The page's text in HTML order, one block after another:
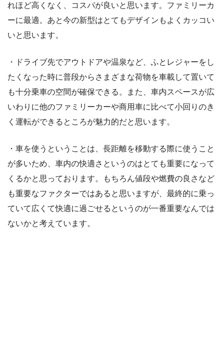
れほど高くなく、コスパが良いと思います。ファミリーカ
ーに最適。あと今の新型はとてもデザインもよくカッコい
いと思います。
・ドライブ先でアウトドアや温泉など、ふとレジャーをし
たくなった時に普段からさまざまな荷物を車載して置いて
も十分乗車の空間が確保できる。また、車内スペースが広
いわりに他のファミリーカーや商用車に比べて小回りのき
く運転ができるところが魅力的だと思います。
・車を使うということは、長距離を移動する際に使うこと
が多いため、車内の快適さというのはとても重要になって
くるかと思っております。もちろん値段や燃費の良さなど
も重要なファクターではあると思いますが、最終的に乗っ
ていて広くて快適に過ごせるというのが一番重要なんでは
ないかと考えています。